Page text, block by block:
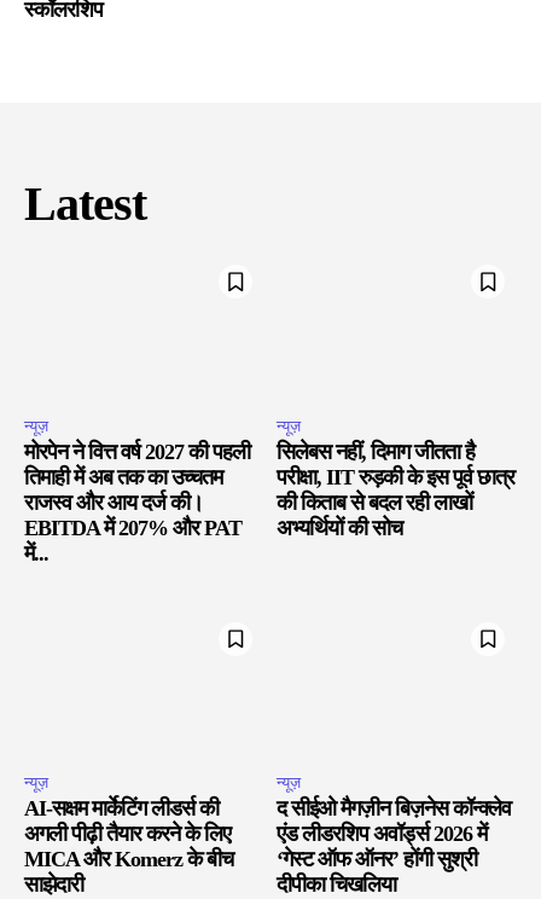
स्कॉलरशिप
Latest
न्यूज़
मोरपेन ने वित्त वर्ष 2027 की पहली
तिमाही में अब तक का उच्चतम
राजस्व और आय दर्ज की।
EBITDA में 207% और PAT
में...
न्यूज़
सिलेबस नहीं, दिमाग जीतता है
परीक्षा, IIT रुड़की के इस पूर्व छात्र
की किताब से बदल रही लाखों
अभ्यर्थियों की सोच
न्यूज़
AI-सक्षम मार्केटिंग लीडर्स की
अगली पीढ़ी तैयार करने के लिए
MICA और Komerz के बीच
साझेदारी
न्यूज़
द सीईओ मैगज़ीन बिज़नेस कॉन्क्लेव
एंड लीडरशिप अवॉर्ड्स 2026 में
‘गेस्ट ऑफ ऑनर’ होंगी सुश्री
दीपीका चिखलिया